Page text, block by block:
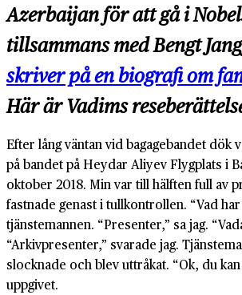
Azerbaijan för att gå i
tillsammans med Bengt
skriver på en biografi om
Här är Vadims
Efter lång väntan vid bagagebandet dök
på bandet på Heydar Aliyev Flygplats i
oktober 2018. Min var till hälften full av
fastnade genast i tullkontrollen. “Vad
tjänstemannen. “Presenter,” sa jag.
“Arkivpresenter,” svarade jag.
slocknade och blev uttråkat. “Ok, du kan
uppgivet.